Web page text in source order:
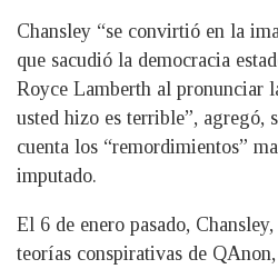
Chansley “se convirtió en la
que sacudió la democracia
Royce Lamberth al pronunciar
usted hizo es terrible”, agregó,
cuenta los “remordimientos”
imputado.
El 6 de enero pasado,
teorías conspirativas de